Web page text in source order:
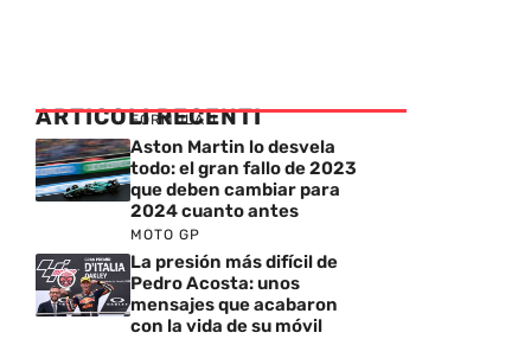
ARTICOLI RECENTI
FORMULA 1
Aston Martin lo desvela
todo: el gran fallo de 2023
que deben cambiar para
2024 cuanto antes
MOTO GP
La presión más difícil de
Pedro Acosta: unos
mensajes que acabaron
con la vida de su móvil